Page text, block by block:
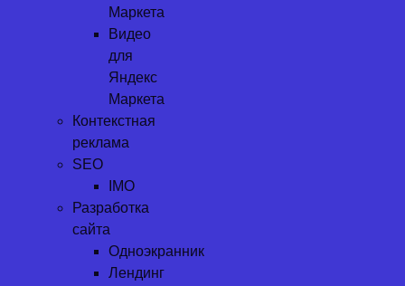
Маркета
Видео
для
Яндекс
Маркета
Контекстная
реклама
SEO
IMO
Разработка
сайта
Одноэкранник
Лендинг